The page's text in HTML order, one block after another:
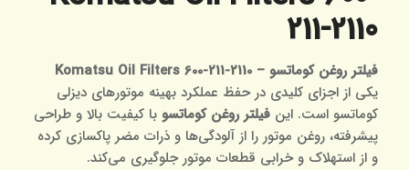
211-2110
فیلتر روغن کوماتسو – Komatsu Oil Filters 600-211-2110
یکی از اجزای کلیدی در حفظ عملکرد بهینه موتورهای دیزلی
کوماتسو است. این فیلتر روغن کوماتسو با کیفیت بالا و طراحی
پیشرفته، روغن موتور را از آلودگی‌ها و ذرات مضر پاکسازی کرده
و از استهلاک و خرابی قطعات موتور جلوگیری می‌کند.